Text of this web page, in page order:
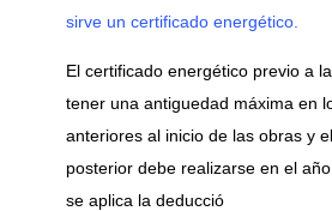
sirve un certificado energético.
El certificado energético previo a
tener una antiguedad máxima en
anteriores al inicio de las obras y
posterior debe realizarse en el
se aplica la deducció